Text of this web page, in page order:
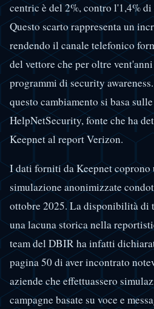
centric è del 2%, contro l'1,4%
Questo scarto rappresenta un
rendendo il canale telefonico
del vettore che per oltre
programmi di security
questo cambiamento si basa
HelpNetSecurity, fonte che ha
Keepnet al report Verizon.
I dati forniti da Keepnet coprono
simulazione anonimizzate
ottobre 2025. La disponibilità di
una lacuna storica nella
team del DBIR ha infatti
pagina 50 di aver incontrato
aziende che effettuassero
campagne basate su voce e